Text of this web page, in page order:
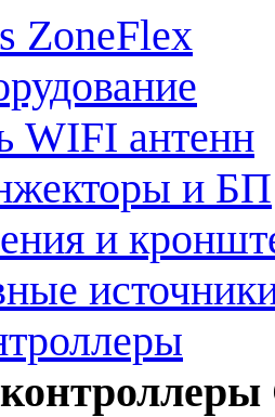
ZoneFlex
WIFI антенн
и БП
и